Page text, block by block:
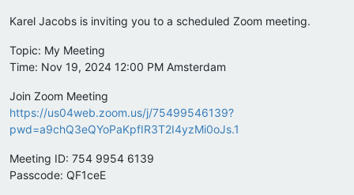
Karel Jacobs is inviting you to a scheduled Zoom meeting.
Topic: My Meeting
Time: Nov 19, 2024 12:00 PM Amsterdam
Join Zoom Meeting
https://us04web.zoom.us/j/75499546139?
pwd=a9chQ3eQYoPaKpfIR3T2I4yzMi0oJs.1
Meeting ID: 754 9954 6139
Passcode: QF1ceE